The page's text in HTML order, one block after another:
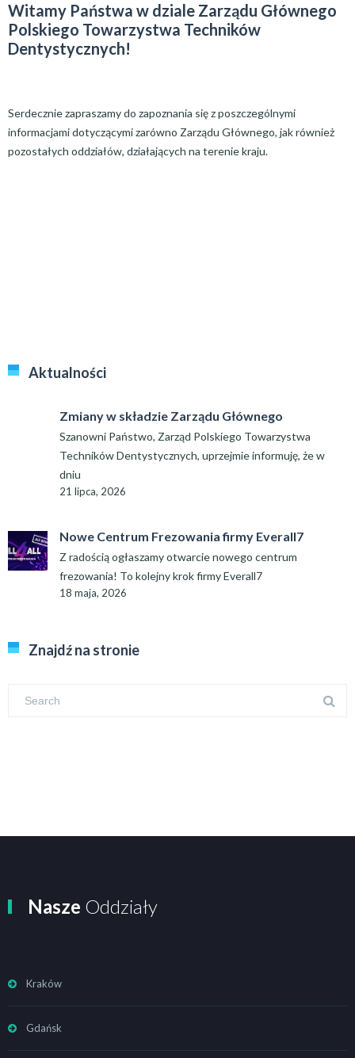
Witamy Państwa w dziale Zarządu Głównego
Polskiego Towarzystwa Techników
Dentystycznych!
Serdecznie zapraszamy do zapoznania się z poszczególnymi
informacjami dotyczącymi zarówno Zarządu Głównego, jak również
pozostałych oddziałów, działających na terenie kraju.
Aktualności
Zmiany w składzie Zarządu Głównego
Szanowni Państwo, Zarząd Polskiego Towarzystwa
Techników Dentystycznych, uprzejmie informuję, że w
dniu
21 lipca, 2026
Nowe Centrum Frezowania firmy Everall7
Z radością ogłaszamy otwarcie nowego centrum
frezowania! To kolejny krok firmy Everall7
18 maja, 2026
Znajdź na stronie
Nasze Oddziały
Kraków
Gdańsk